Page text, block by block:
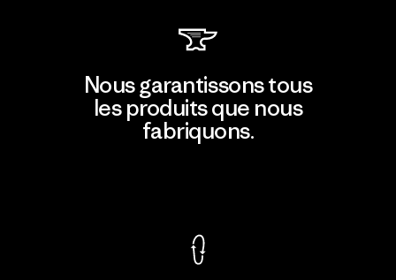
Nous garantissons tous
les produits que nous
fabriquons.